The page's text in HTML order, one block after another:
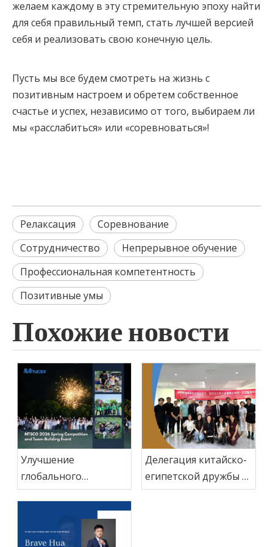
желаем каждому в эту стремительную эпоху найти
для себя правильный темп, стать лучшей версией
себя и реализовать свою конечную цель.
Пусть мы все будем смотреть на жизнь с
позитивным настроем и обретем собственное
счастье и успех, независимо от того, выбираем ли
мы «расслабиться» или «соревноваться»!
Релаксация
Соревнование
Сотрудничество
Непрерывное обучение
Профессиональная компетентность
Позитивные умы
Похожие новости
Улучшение
глобального
обслуживания
клиентов за счет
интегрированного
командного
Делегация китайско-
египетской дружбы и
сотрудничества на